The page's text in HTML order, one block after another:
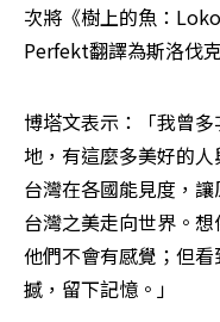
次將《樹上的魚：
Perfekt翻譯為斯洛伐
博塔文表示：「我曾
地，有這麼多美好的
台灣在各國能見度，
台灣之美走向世界。
他們不會有感覺；但
撼，留下記憶。」